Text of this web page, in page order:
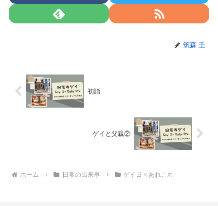
筑森 圭
初詣
ゲイと父親②
ホーム 日常の出来事 ゲイ日々あれこれ